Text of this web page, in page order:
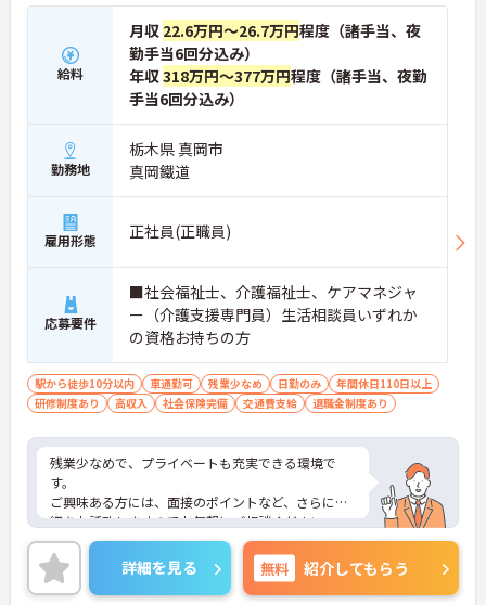
給料
月収 22.6万円～26.7万円程度（諸手当、夜
勤手当6回分込み）
年収318万円～377万円程度（諸手当、夜勤
手当6回分込み）
勤務地
栃木県 真岡市
真岡鐵道
雇用形態 正社員(正職員)
応募要件
■社会福祉士、介護福祉士、ケアマネジャ
ー（介護支援専門員）生活相談員いずれか
の資格お持ちの方
駅から徒歩10分以内 車通勤可 残業少なめ 日勤のみ
年間休日110日以上
研修制度あり
高収入 社会保険完備 交通費支給 退職金制度あり
残業少なめで、プライベートも充実できる環境で
す。
ご興味ある方には、面接のポイントなど、さらに詳
細をお話致しますのでお気軽にご相談ください。
詳細を見る 無料 紹介してもらう